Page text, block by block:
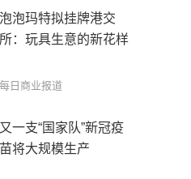
泡泡玛特拟挂牌港交
所：玩具生意的新花样
每日商业报道
又一支“国家队”新冠疫
苗将大规模生产